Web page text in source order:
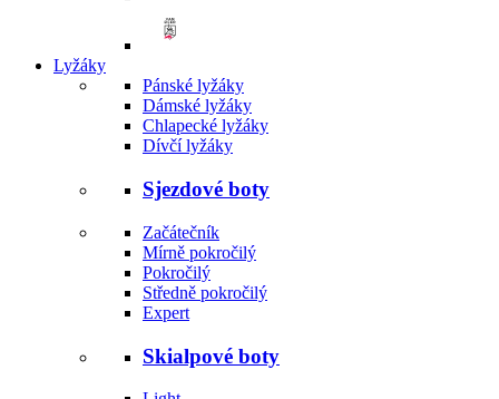
Lyžáky
Pánské lyžáky
Dámské lyžáky
Chlapecké lyžáky
Dívčí lyžáky
Sjezdové boty
Začátečník
Mírně pokročilý
Pokročilý
Středně pokročilý
Expert
Skialpové boty